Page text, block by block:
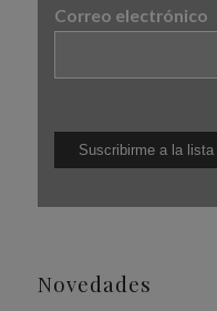
Correo electrónico
Novedades